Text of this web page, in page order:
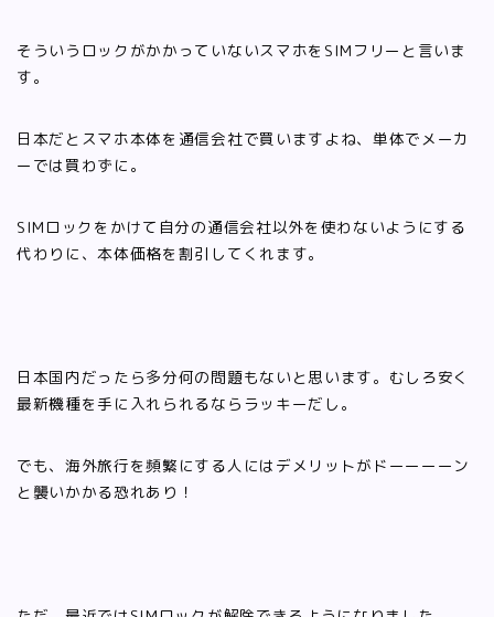
そういうロックがかかっていないスマホをSIMフリーと言いま
す。
日本だとスマホ本体を通信会社で買いますよね、単体でメーカ
ーでは買わずに。
SIMロックをかけて自分の通信会社以外を使わないようにする
代わりに、本体価格を割引してくれます。
日本国内だったら多分何の問題もないと思います。むしろ安く
最新機種を手に入れられるならラッキーだし。
でも、海外旅行を頻繁にする人にはデメリットがドーーーーン
と襲いかかる恐れあり！